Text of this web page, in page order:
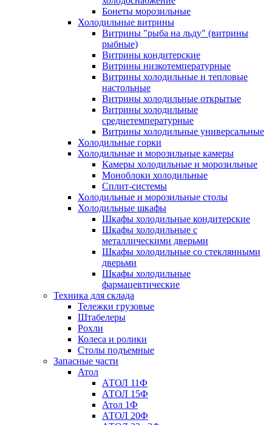
Бонеты морозильные
Холодильные витрины
Витрины "рыба на льду" (витрины
рыбные)
Витрины кондитерские
Витрины низкотемпературные
Витрины холодильные и тепловые
настольные
Витрины холодильные открытые
Витрины холодильные
среднетемпературные
Витрины холодильные универсальные
Холодильные горки
Холодильные и морозильные камеры
Камеры холодильные и морозильные
Моноблоки холодильные
Сплит-системы
Холодильные и морозильные столы
Холодильные шкафы
Шкафы холодильные кондитерские
Шкафы холодильные с
металлическими дверьми
Шкафы холодильные со стеклянными
дверьми
Шкафы холодильные
фармацевтические
Техника для склада
Тележки грузовые
Штабелеры
Рохли
Колеса и ролики
Столы подъемные
Запасные части
Атол
АТОЛ 11Ф
АТОЛ 15Ф
Атол 1Ф
АТОЛ 20Ф